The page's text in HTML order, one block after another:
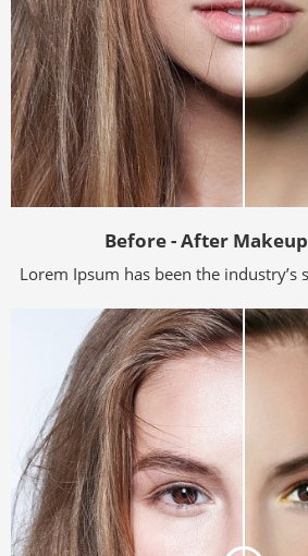
Before - After
Lorem Ipsum has been the